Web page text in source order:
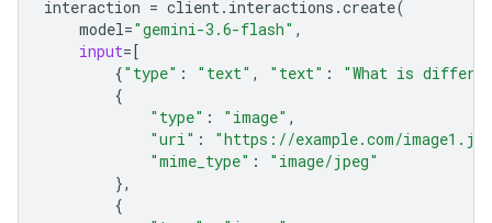
interaction = client. interactions .create(
model="gemini-3.6-flash" ,
input=[
{"type" : "text" , "text" :
"What is
{
"type" : "image" ,
"uri" :
"https://example.com/
"mime_type" :
"image/jpeg"
},
{